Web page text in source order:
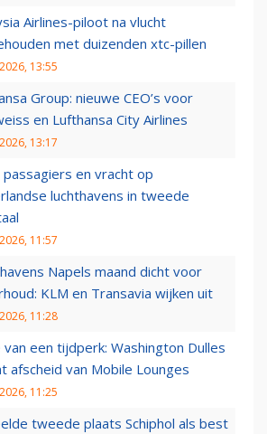
Airlines-piloot na vlucht
met duizenden xtc-pillen
13:55
Group: nieuwe CEO’s voor
en Lufthansa City Airlines
13:17
en vracht op
luchthavens in tweede
11:57
Napels maand dicht voor
KLM en Transavia wijken uit
11:28
van een tijdperk: Washington Dulles
afscheid van Mobile Lounges
11:25
tweede plaats Schiphol als best